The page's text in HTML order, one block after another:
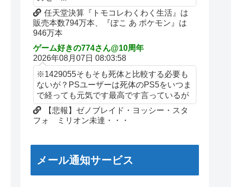
任天堂決算『トモコレわくわく生活』は
販売本数794万本、『ぽこ あ ポケモン』は
946万本
ゲーム好きの774さん@10周年
2026年08月07日 08:03:58
※1429055そもそも死体と比較する必要も
ないが？PSユーザーは死体のPS5をいつま
で経っても元気です最高です言っているが
【悲報】ゼノブレイド・ヨッシー・スタ
フォ ミリオン未達・・・
メール通知サービス